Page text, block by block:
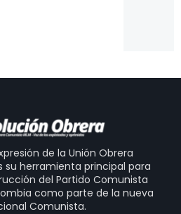
de la Unión Obrera
su herramienta principal para
del Partido Comunista
como parte de la nueva
Comunista.